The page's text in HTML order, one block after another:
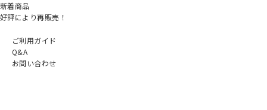
新着商品
好評により再販売！
ご利用ガイド
Q&A
お問い合わせ